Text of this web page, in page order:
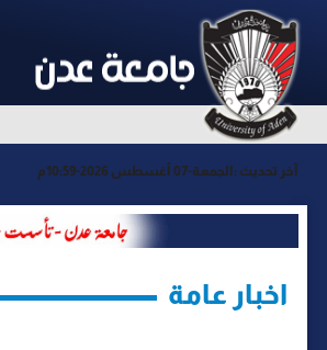
آخر تحديث : الجمعة-07 أغسطس 2026-10:59م
اخبار عامة